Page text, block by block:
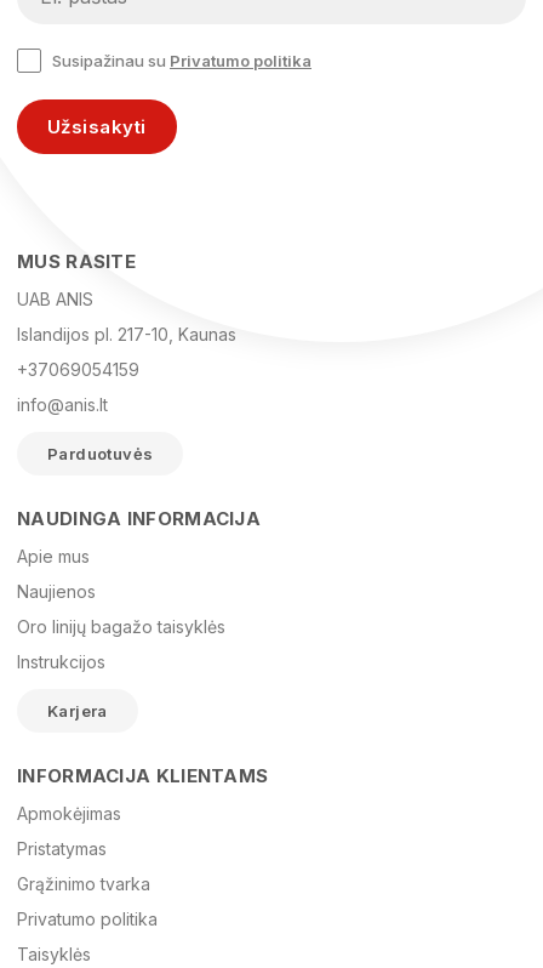
El. paštas
Žinutė
Susipažinau su Privatumo politika
Užsisakyti
MUS RASITE
UAB ANIS
Islandijos pl. 217-10, Kaunas
+37069054159
info@anis.lt
Parduotuvės
NAUDINGA INFORMACIJA
Apie mus
Naujienos
Oro linijų bagažo taisyklės
Instrukcijos
Karjera
INFORMACIJA KLIENTAMS
Apmokėjimas
Pristatymas
Grąžinimo tvarka
Privatumo politika
Taisyklės